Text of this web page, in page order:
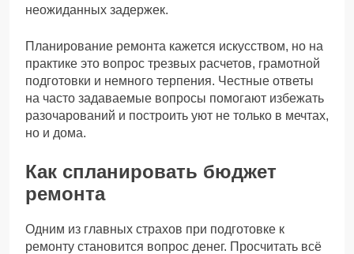
неожиданных задержек.
Планирование ремонта кажется искусством, но на
практике это вопрос трезвых расчетов, грамотной
подготовки и немного терпения. Честные ответы
на часто задаваемые вопросы помогают избежать
разочарований и построить уют не только в мечтах,
но и дома.
Как спланировать бюджет
ремонта
Одним из главных страхов при подготовке к
ремонту становится вопрос денег. Просчитать всё